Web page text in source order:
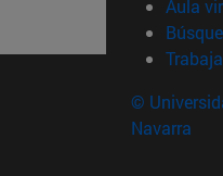
Aula
©
Navarra